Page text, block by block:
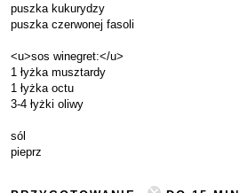
puszka kukurydzy
puszka czerwonej fasoli
<u>sos winegret:</u>
1 łyżka musztardy
1 łyżka octu
3-4 łyżki oliwy
sól
pieprz